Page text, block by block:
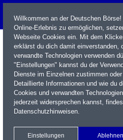
Name / WKN / ISIN / Kürzel
Xetra Realtime
Watchlist
Willkommen an der Deutschen
Online-Erlebnis zu ermöglichen,
Webseite Cookies ein. Mit dem
erklärst du dich damit einverstanden,
verwandte Technologien verwenden
"Einstellungen" kannst du der
Dienste im Einzelnen zustimmen
Detaillierte Informationen und wie du
Cookies und verwandten
jederzeit widersprechen kannst,
Datenschutzhinweisen.
Einstellungen Ablehnen